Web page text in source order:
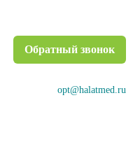
Обратный звонок
opt@halatmed.ru